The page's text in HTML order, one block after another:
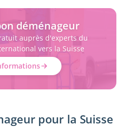
déménageur
auprès d'experts du
vers la Suisse
pour la Suisse